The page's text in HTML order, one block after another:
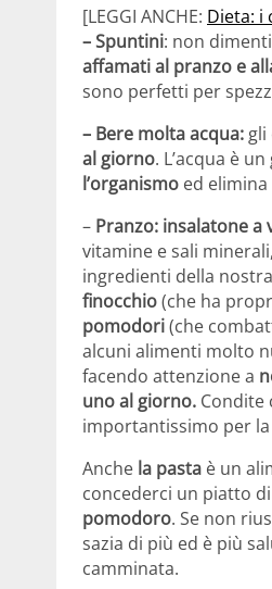
[LEGGI ANCHE: Dieta: i
– Spuntini: non
affamati al pranzo e
sono perfetti per
– Bere molta acqua: gli
al giorno. L’acqua è
l’organismo ed
– Pranzo: insalatone a
vitamine e sali minerali,
ingredienti della
finocchio(che ha
pomodori(che
alcuni alimenti molto
facendo attenzione a
uno al giorno. Condite
importantissimo per
Anche la pasta è un
concederci un piatto
pomodoro. Se non
sazia di più ed è più
camminata.